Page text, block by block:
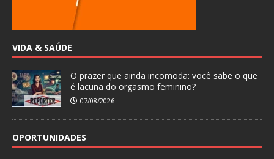
VIDA & SAÚDE
O prazer que ainda incomoda: você sabe o que
é lacuna do orgasmo feminino?
07/08/2026
OPORTUNIDADES